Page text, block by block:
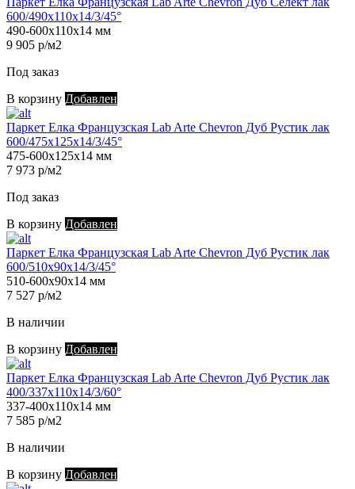
600/490х110х14/3/45°
490-600х110х14 мм
9 905 р/м2
Под заказ
В корзину Добавлен
Паркет Елка Французская Lab Arte Chevron Дуб Рустик лак
600/475х125х14/3/45°
475-600х125х14 мм
7 973 р/м2
Под заказ
В корзину Добавлен
Паркет Елка Французская Lab Arte Chevron Дуб Рустик лак
600/510х90х14/3/45°
510-600х90х14 мм
7 527 р/м2
В наличии
В корзину Добавлен
Паркет Елка Французская Lab Arte Chevron Дуб Рустик лак
400/337х110х14/3/60°
337-400х110х14 мм
7 585 р/м2
В наличии
В корзину Добавлен